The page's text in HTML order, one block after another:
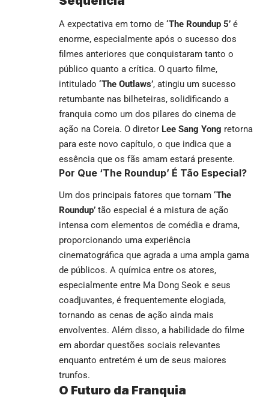
A expectativa em torno de ‘The Roundup 5’ é
enorme, especialmente após o sucesso dos
filmes anteriores que conquistaram tanto o
público quanto a crítica. O quarto filme,
intitulado ‘The Outlaws’, atingiu um sucesso
retumbante nas bilheteiras, solidificando a
franquia como um dos pilares do cinema de
ação na Coreia. O diretor Lee Sang Yong retorna
para este novo capítulo, o que indica que a
essência que os fãs amam estará presente.
Por Que ‘The Roundup’ É Tão Especial?
Um dos principais fatores que tornam ‘The
Roundup’ tão especial é a mistura de ação
intensa com elementos de comédia e drama,
proporcionando uma experiência
cinematográfica que agrada a uma ampla gama
de públicos. A química entre os atores,
especialmente entre Ma Dong Seok e seus
coadjuvantes, é frequentemente elogiada,
tornando as cenas de ação ainda mais
envolventes. Além disso, a habilidade do filme
em abordar questões sociais relevantes
enquanto entretém é um de seus maiores
trunfos.
O Futuro da Franquia